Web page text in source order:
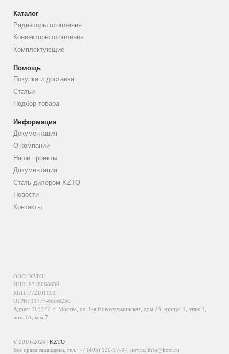
Каталог
Радиаторы отопления
Конвекторы отопления
Комплектующие
Помощь
Покупка и доставка
Статьи
Подбор товара
Информация
Документация
О компании
Наши проекты
Документация
Стать дилером KZTO
Новости
Контакты
ООО "КЗТО"
ИНН: 9718068636
КПП: 772101001
ОГРН: 1177746556250
Адрес: 109377, г. Москва, ул. 1-я Новокузьминская, дом 23, корпус 1, этаж 1,
пом.1А, ком.7
© 2010-2024 |KZTO
Все права защищены. тел.: +7 (495) 120-17-37 , почта: info@kzto.ru